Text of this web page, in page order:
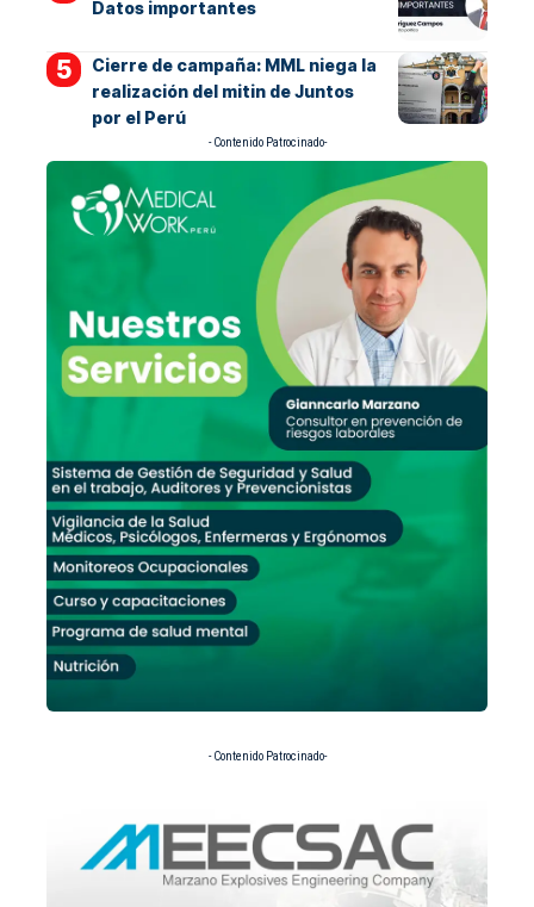
Datos importantes
Cierre de campaña: MML niega la
realización del mitin de Juntos
por el Perú
- Contenido Patrocinado-
- Contenido Patrocinado-